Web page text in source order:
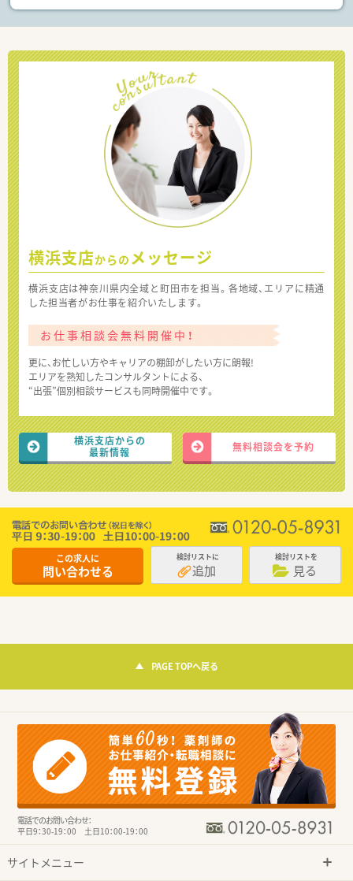
横浜支店からの メッセージ
横浜支店は神奈川県内全域と町田市を担当。各地域、エリアに精通
した担当者がお仕事を紹介いたします。
お仕事相談会無料開催中！
更に、お忙しい方やキャリアの棚卸がしたい方に朗報!
エリアを熟知したコンサルタントによる、
“出張”個別相談サービスも同時開催中です。
横浜支店からの
最新情報
無料相談会を予約
この求人に
問い合わせる
検討リストに
追加
検討リストを
見る
PAGE TOPへ戻る
電話でのお問い合わせ：
平日9：30-19：00 土日10：00-19：00
サイトメニュー